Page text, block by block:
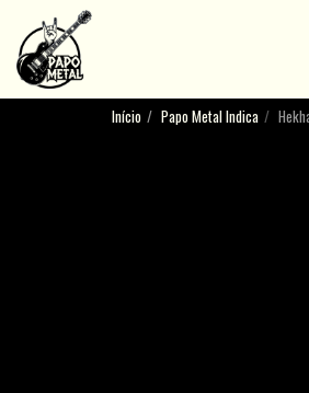
Início Papo Metal Indica